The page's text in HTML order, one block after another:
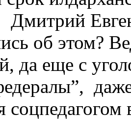
Дмитрий
об этом?
да еще с